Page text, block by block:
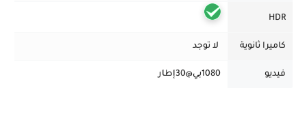
HDR
كاميرا ثانوية لا توجد
فيديو 1080بي@30إطار